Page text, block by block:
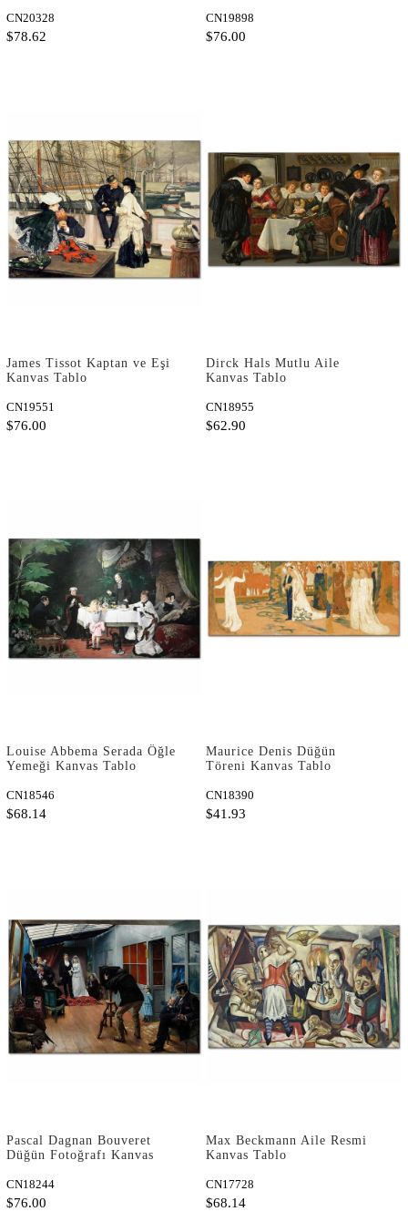
CN20328
$78.62
CN19898
$76.00
James Tissot Kaptan ve Eşi
Kanvas Tablo
CN19551
$76.00
Dirck Hals Mutlu Aile
Kanvas Tablo
CN18955
$62.90
Louise Abbema Serada Öğle
Yemeği Kanvas Tablo
CN18546
$68.14
Maurice Denis Düğün
Töreni Kanvas Tablo
CN18390
$41.93
Pascal Dagnan Bouveret
Düğün Fotoğrafı Kanvas
CN18244
$76.00
Max Beckmann Aile Resmi
Kanvas Tablo
CN17728
$68.14